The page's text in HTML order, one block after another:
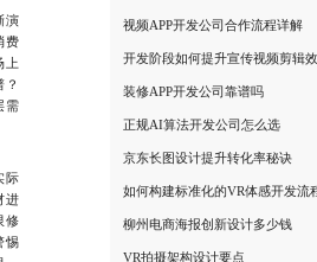
演
费
上
？
需
际
进
修
惕
视频APP开发公司合作流程详解
开发阶段如何提升宣传视频剪辑
装修APP开发公司靠谱吗
正规AI算法开发公司怎么选
京东长图设计提升转化率秘诀
如何构建标准化的VR体感开发流
柳州电商海报创新设计多少钱
VR拍摄架构设计要点